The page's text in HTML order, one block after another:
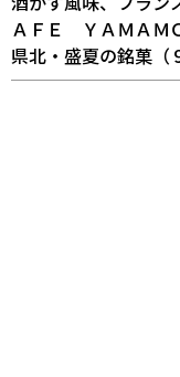
ＡＦＥ ＹＡＭＡＭ
県北・盛夏の銘菓（